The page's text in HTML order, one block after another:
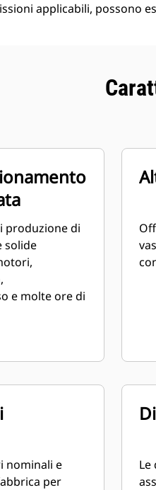
applicabili, possono
produzione di
solide
e molte ore di
nominali e
per